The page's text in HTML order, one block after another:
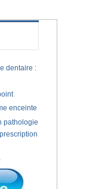
dentaire :
enceinte
pathologie